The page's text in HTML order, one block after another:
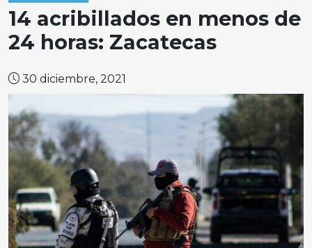
14 acribillados en menos de
24 horas: Zacatecas
30 diciembre, 2021